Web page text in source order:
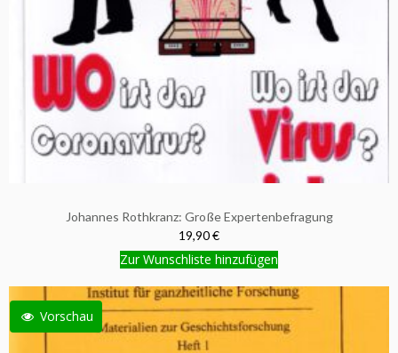
Johannes Rothkranz: Große Expertenbefragung
19,90 €
Zur Wunschliste hinzufügen
Vorschau